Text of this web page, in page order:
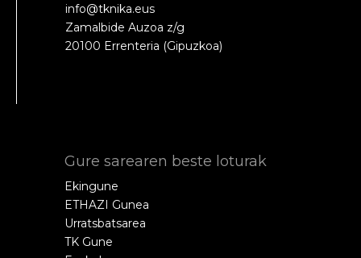
info@tknika.eus
Zamalbide Auzoa z/g
20100 Errenteria (Gipuzkoa)
Gure sarearen beste loturak
Ekingune
ETHAZI Gunea
Urratsbatsarea
TK Gune